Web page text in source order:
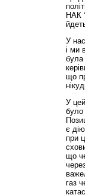
НАК
У
і ми
була
що
У
було
є
при
що
газ